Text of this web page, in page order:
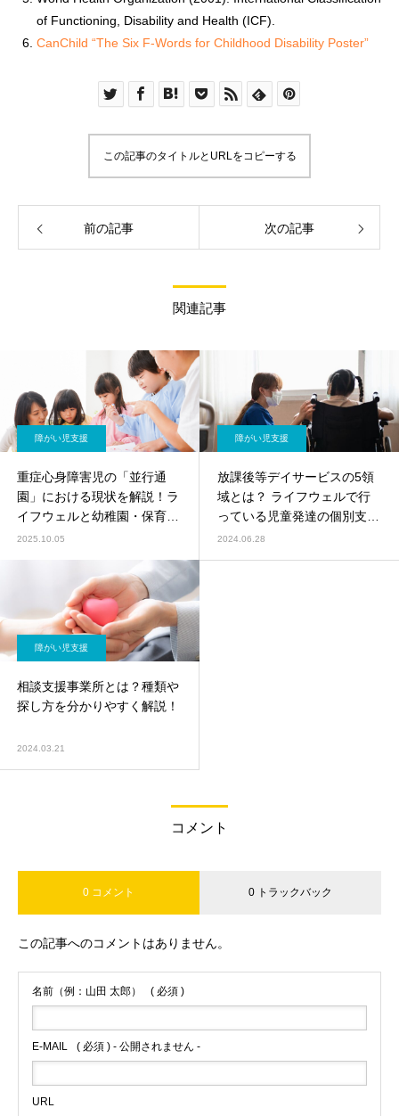
of Functioning, Disability and Health (ICF).
CanChild “The Six F-Words for Childhood Disability Poster”
この記事のタイトルとURLをコピーする
前の記事 次の記事
関連記事
障がい児支援
重症心身障害児の「並行通
園」における現状を解説！ラ
イフウェルと幼稚園・保育園
の関わりもご紹介
2025.10.05
障がい児支援
放課後等デイサービスの5領
域とは？ ライフウェルで行
っている児童発達の個別支援
をご紹介！
2024.06.28
障がい児支援
相談支援事業所とは？種類や
探し方を分かりやすく解説！
2024.03.21
コメント
0 コメント 0 トラックバック
この記事へのコメントはありません。
名前（例：山田 太郎） ( 必須 )
E-MAIL ( 必須 ) - 公開されません -
URL